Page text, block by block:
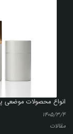
انواع محصولات
۱۴۰۵/۳/۴
مقالات